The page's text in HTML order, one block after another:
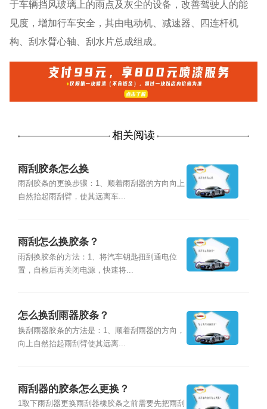
于车辆挡风玻璃上的雨点及灰尘的设备，改善驾驶人的能
见度，增加行车安全，其由电动机、减速器、四连杆机
构、刮水臂心轴、刮水片总成组成。
相关阅读
雨刮胶条怎么换
雨刮胶条的更换步骤：1、顺着雨刮器的方向向上
自然抬起雨刮臂，使其远离车...
雨刮怎么换胶条？
雨刮换胶条的方法：1、将汽车钥匙扭到通电位
置，自检后再关闭电源，快速将...
怎么换刮雨器胶条？
换刮雨器胶条的方法是：1、顺着刮雨器的方向，
向上自然抬起雨刮臂使其远离...
雨刮器的胶条怎么更换？
1取下雨刮器更换雨刮器橡胶条之前需要先把雨刮